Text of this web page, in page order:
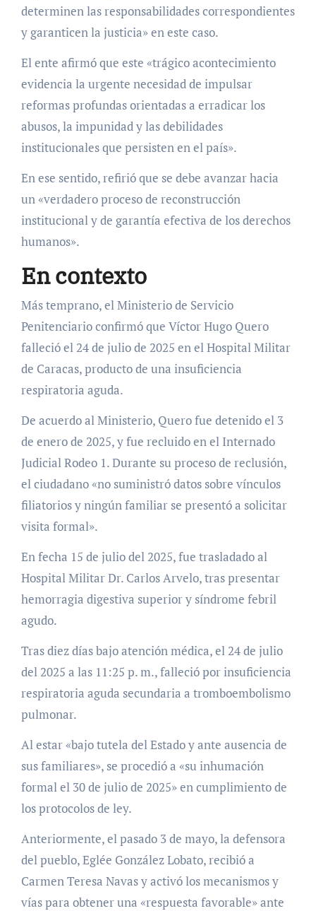
determinen las responsabilidades correspondientes
y garanticen la justicia» en este caso.
El ente afirmó que este «trágico acontecimiento
evidencia la urgente necesidad de impulsar
reformas profundas orientadas a erradicar los
abusos, la impunidad y las debilidades
institucionales que persisten en el país».
En ese sentido, refirió que se debe avanzar hacia
un «verdadero proceso de reconstrucción
institucional y de garantía efectiva de los derechos
humanos».
En contexto
Más temprano, el Ministerio de Servicio
Penitenciario confirmó que Víctor Hugo Quero
falleció el 24 de julio de 2025 en el Hospital Militar
de Caracas, producto de una insuficiencia
respiratoria aguda.
De acuerdo al Ministerio, Quero fue detenido el 3
de enero de 2025, y fue recluido en el Internado
Judicial Rodeo 1. Durante su proceso de reclusión,
el ciudadano «no suministró datos sobre vínculos
filiatorios y ningún familiar se presentó a solicitar
visita formal».
En fecha 15 de julio del 2025, fue trasladado al
Hospital Militar Dr. Carlos Arvelo, tras presentar
hemorragia digestiva superior y síndrome febril
agudo.
Tras diez días bajo atención médica, el 24 de julio
del 2025 a las 11:25 p. m., falleció por insuficiencia
respiratoria aguda secundaria a tromboembolismo
pulmonar.
Al estar «bajo tutela del Estado y ante ausencia de
sus familiares», se procedió a «su inhumación
formal el 30 de julio de 2025» en cumplimiento de
los protocolos de ley.
Anteriormente, el pasado 3 de mayo, la defensora
del pueblo, Eglée González Lobato, recibió a
Carmen Teresa Navas y activó los mecanismos y
vías para obtener una «respuesta favorable» ante